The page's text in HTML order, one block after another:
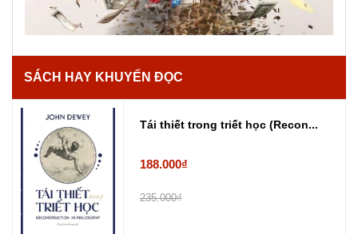
SÁCH HAY KHUYẾN ĐỌC
Tái thiết trong triết học (Recon...
188.000₫
235.000₫